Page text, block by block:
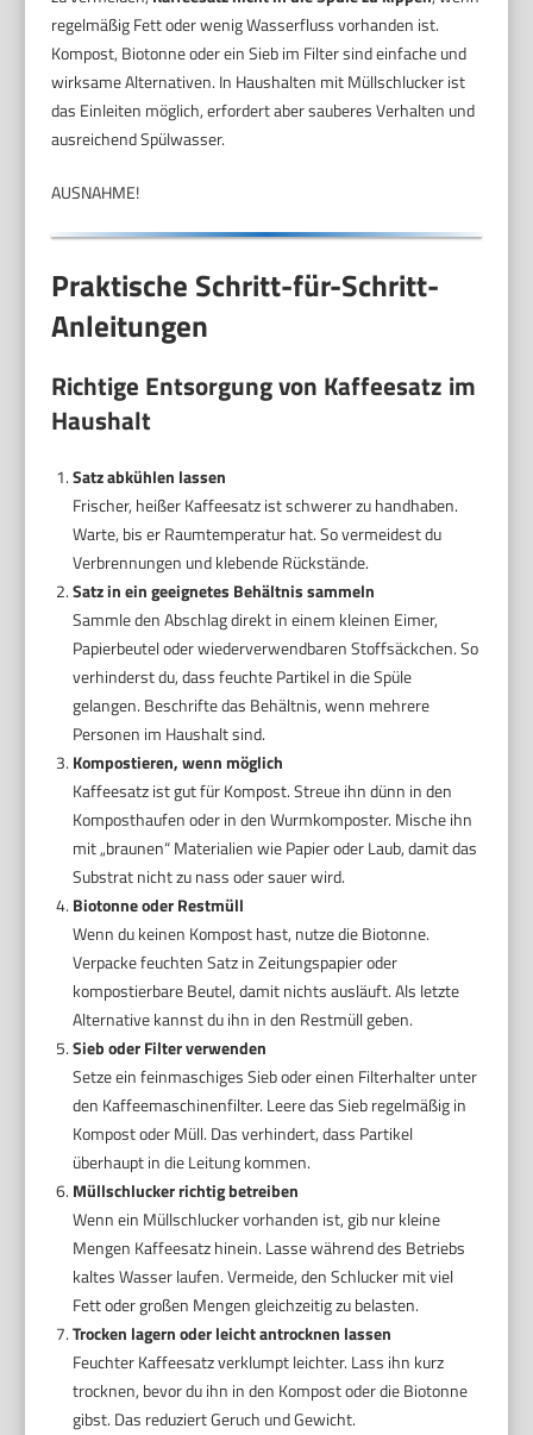
regelmäßig Fett oder wenig Wasserfluss vorhanden ist.
Kompost, Biotonne oder ein Sieb im Filter sind einfache und
wirksame Alternativen. In Haushalten mit Müllschlucker ist
das Einleiten möglich, erfordert aber sauberes Verhalten und
ausreichend Spülwasser.
AUSNAHME!
Praktische Schritt-für-Schritt-
Anleitungen
Richtige Entsorgung von Kaffeesatz im
Haushalt
Satz abkühlen lassen
Frischer, heißer Kaffeesatz ist schwerer zu handhaben.
Warte, bis er Raumtemperatur hat. So vermeidest du
Verbrennungen und klebende Rückstände.
Satz in ein geeignetes Behältnis sammeln
Sammle den Abschlag direkt in einem kleinen Eimer,
Papierbeutel oder wiederverwendbaren Stoffsäckchen. So
verhinderst du, dass feuchte Partikel in die Spüle
gelangen. Beschrifte das Behältnis, wenn mehrere
Personen im Haushalt sind.
Kompostieren, wenn möglich
Kaffeesatz ist gut für Kompost. Streue ihn dünn in den
Komposthaufen oder in den Wurmkomposter. Mische ihn
mit „braunen“ Materialien wie Papier oder Laub, damit das
Substrat nicht zu nass oder sauer wird.
Biotonne oder Restmüll
Wenn du keinen Kompost hast, nutze die Biotonne.
Verpacke feuchten Satz in Zeitungspapier oder
kompostierbare Beutel, damit nichts ausläuft. Als letzte
Alternative kannst du ihn in den Restmüll geben.
Sieb oder Filter verwenden
Setze ein feinmaschiges Sieb oder einen Filterhalter unter
den Kaffeemaschinenfilter. Leere das Sieb regelmäßig in
Kompost oder Müll. Das verhindert, dass Partikel
überhaupt in die Leitung kommen.
Müllschlucker richtig betreiben
Wenn ein Müllschlucker vorhanden ist, gib nur kleine
Mengen Kaffeesatz hinein. Lasse während des Betriebs
kaltes Wasser laufen. Vermeide, den Schlucker mit viel
Fett oder großen Mengen gleichzeitig zu belasten.
Trocken lagern oder leicht antrocknen lassen
Feuchter Kaffeesatz verklumpt leichter. Lass ihn kurz
trocknen, bevor du ihn in den Kompost oder die Biotonne
gibst. Das reduziert Geruch und Gewicht.